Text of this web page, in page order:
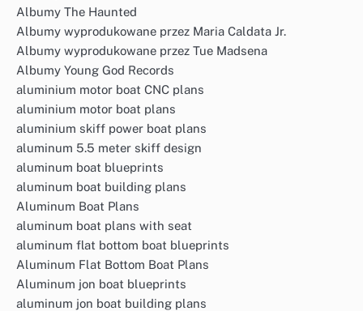
Albumy The Haunted
Albumy wyprodukowane przez Maria Caldata Jr.
Albumy wyprodukowane przez Tue Madsena
Albumy Young God Records
aluminium motor boat CNC plans
aluminium motor boat plans
aluminium skiff power boat plans
aluminum 5.5 meter skiff design
aluminum boat blueprints
aluminum boat building plans
Aluminum Boat Plans
aluminum boat plans with seat
aluminum flat bottom boat blueprints
Aluminum Flat Bottom Boat Plans
Aluminum jon boat blueprints
aluminum jon boat building plans